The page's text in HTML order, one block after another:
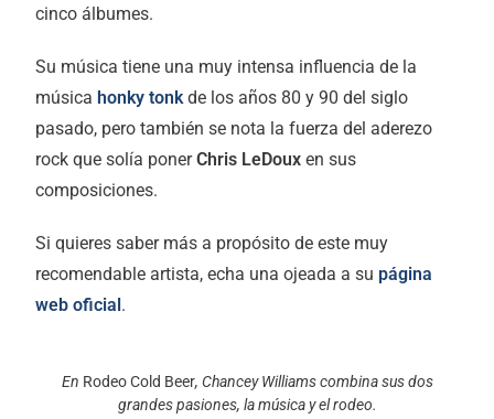
cinco álbumes.
Su música tiene una muy intensa influencia de la
música honky tonkde los años 80 y 90 del siglo
pasado, pero también se nota la fuerza del aderezo
rock que solía ponerChris LeDoux en sus
composiciones.
Si quieres saber más a propósito de este muy
recomendable artista, echa una ojeada a su página
web oficial .
En Rodeo Cold Beer, Chancey Williams combina sus dos
grandes pasiones, la música y el rodeo.